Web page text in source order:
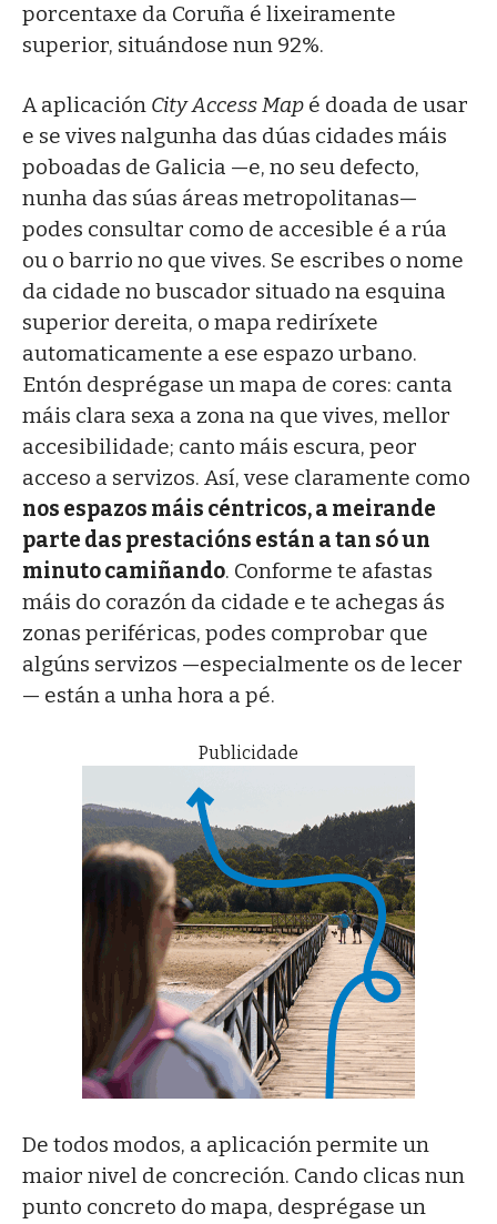
porcentaxe da Coruña é lixeiramente
superior, situándose nun 92%.
A aplicación City Access Map é doada de usar
e se vives nalgunha das dúas cidades máis
poboadas de Galicia —e, no seu defecto,
nunha das súas áreas metropolitanas—
podes consultar como de accesible é a rúa
ou o barrio no que vives. Se escribes o nome
da cidade no buscador situado na esquina
superior dereita, o mapa rediríxete
automaticamente a ese espazo urbano.
Entón desprégase un mapa de cores: canta
máis clara sexa a zona na que vives, mellor
accesibilidade; canto máis escura, peor
acceso a servizos. Así, vese claramente como
nos espazos máis céntricos, a meirande
parte das prestacións están a tan só un
minuto camiñando. Conforme te afastas
máis do corazón da cidade e te achegas ás
zonas periféricas, podes comprobar que
algúns servizos —especialmente os de lecer
— están a unha hora a pé.
Publicidade
De todos modos, a aplicación permite un
maior nivel de concreción. Cando clicas nun
punto concreto do mapa, desprégase un